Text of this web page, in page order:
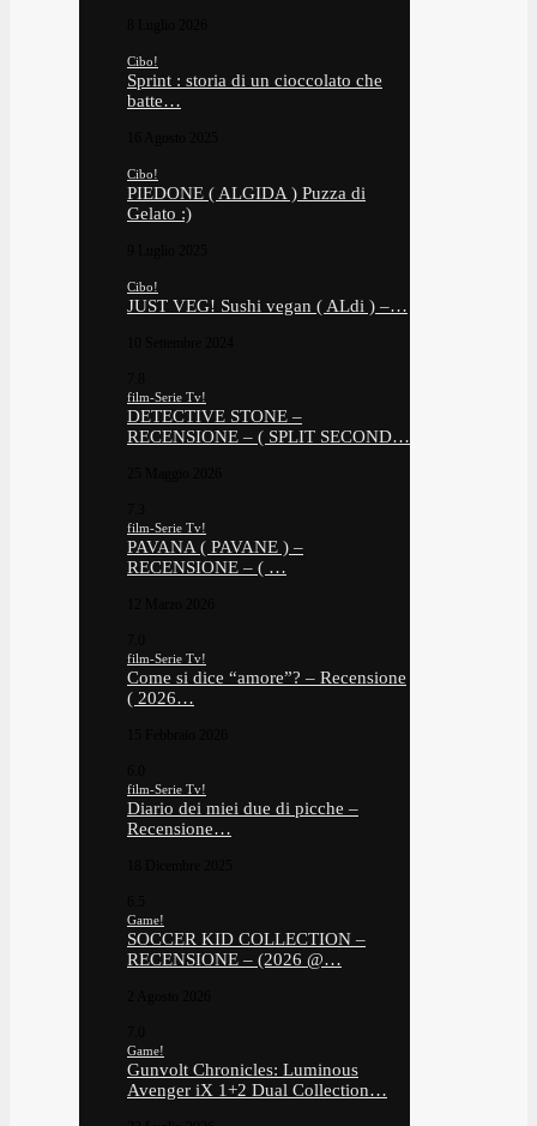
Cibo!
Sprint : storia di un cioccolato che
batte…
Cibo!
PIEDONE ( ALGIDA ) Puzza di
Gelato :)
Cibo!
JUST VEG! Sushi vegan ( ALdi ) –…
film-Serie Tv!
DETECTIVE STONE –
RECENSIONE – ( SPLIT SECOND…
film-Serie Tv!
PAVANA ( PAVANE ) –
RECENSIONE – ( …
film-Serie Tv!
Come si dice “amore”? – Recensione
( 2026…
film-Serie Tv!
Diario dei miei due di picche –
Recensione…
Game!
SOCCER KID COLLECTION –
RECENSIONE – (2026 @…
Game!
Gunvolt Chronicles: Luminous
Avenger iX 1+2 Dual Collection…